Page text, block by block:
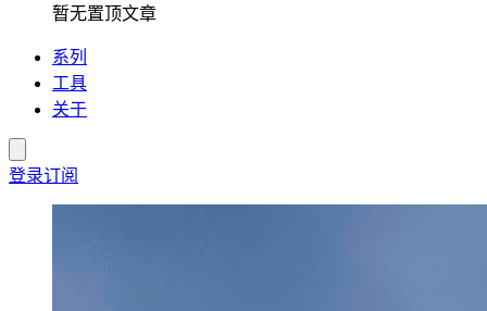
暂无置顶文章
系列
工具
关于
登录订阅